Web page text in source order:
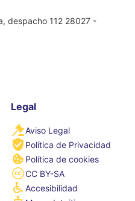
despacho 112 28027 -
Legal
Aviso Legal
Política de Privacidad
Política de cookies
CC BY-SA
Accesibilidad